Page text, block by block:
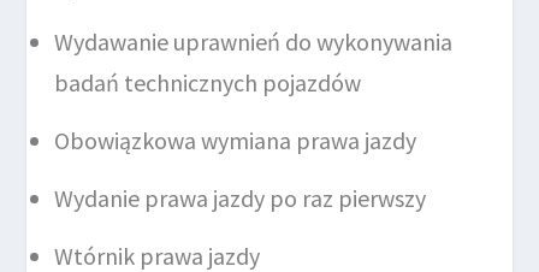
Wydawanie uprawnień do wykonywania
badań technicznych pojazdów
Obowiązkowa wymiana prawa jazdy
Wydanie prawa jazdy po raz pierwszy
Wtórnik prawa jazdy